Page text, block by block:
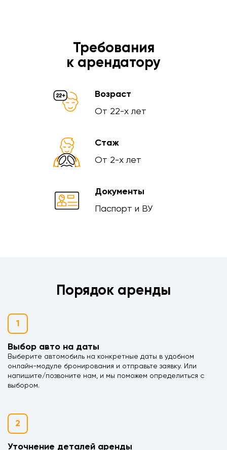
Требования
к арендатору
Возраст
От 22-х лет
Стаж
От 2-х лет
Документы
Паспорт и ВУ
Порядок аренды
1
Выбор авто на даты
Выберите автомобиль на конкретные даты в удобном
онлайн-модуле бронирования и отправьте заявку. Или
напишите/позвоните нам, и мы поможем определиться с
выбором.
2
Уточнение деталей аренды